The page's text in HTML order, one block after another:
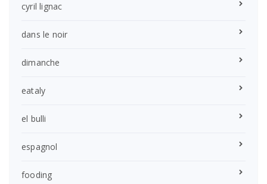
cyril lignac
dans le noir
dimanche
eataly
el bulli
espagnol
fooding